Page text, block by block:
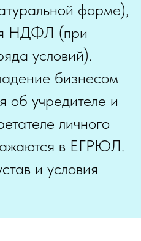
форме),
НДФЛ (при
условий).
бизнесом
об учредителе и
личного
в ЕГРЮЛ.
и условия